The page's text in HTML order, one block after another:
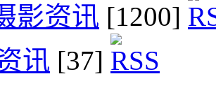
影资讯 [1200]
讯 [37]